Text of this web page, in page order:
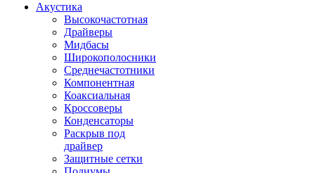
Акустика
Высокочастотная
Драйверы
Мидбасы
Широкополосники
Среднечастотники
Компонентная
Коаксиальная
Кроссоверы
Конденсаторы
Раскрыв под
драйвер
Защитные сетки